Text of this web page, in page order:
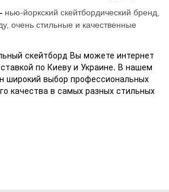
нью-йоркский скейтбордический бренд,
очень стильные и качественные
скейтборд Вы можете интернет
по Киеву и Украине. В нашем
широкий выбор профессиональных
качества в самых разных стильных